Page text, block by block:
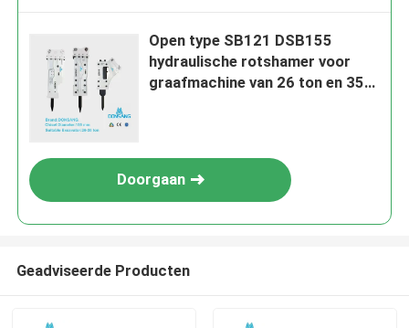
Open type SB121 DSB155
hydraulische rotshamer voor
graafmachine van 26 ton en 35
Doorgaan
Geadviseerde Producten